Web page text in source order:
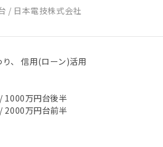
/ 日本電技株式会社
、 信用(ローン)活用
1000万円台後半
2000万円台前半